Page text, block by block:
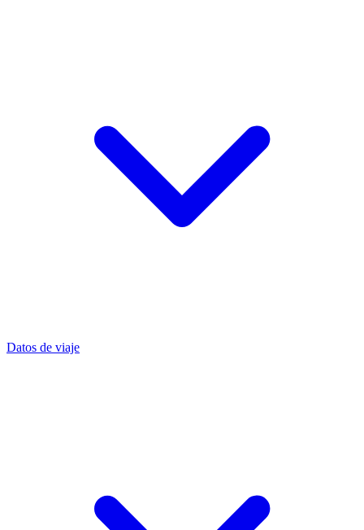
Datos de viaje